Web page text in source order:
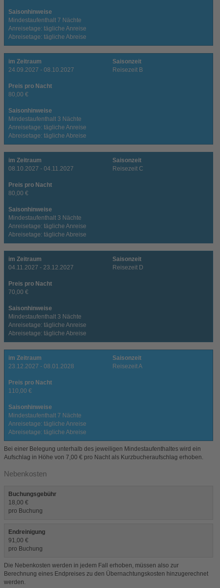
Saisonhinweise
Mindestaufenthalt 7 Nächte
Anreisetage: tägliche Anreise
Abreisetage: tägliche Abreise
im Zeitraum
24.09.2027 - 08.10.2027
Saisonzeit
Reisezeit B
Preis pro Nacht
80,00 €
Saisonhinweise
Mindestaufenthalt 3 Nächte
Anreisetage: tägliche Anreise
Abreisetage: tägliche Abreise
im Zeitraum
08.10.2027 - 04.11.2027
Saisonzeit
Reisezeit C
Preis pro Nacht
80,00 €
Saisonhinweise
Mindestaufenthalt 3 Nächte
Anreisetage: tägliche Anreise
Abreisetage: tägliche Abreise
im Zeitraum
04.11.2027 - 23.12.2027
Saisonzeit
Reisezeit D
Preis pro Nacht
70,00 €
Saisonhinweise
Mindestaufenthalt 3 Nächte
Anreisetage: tägliche Anreise
Abreisetage: tägliche Abreise
im Zeitraum
23.12.2027 - 08.01.2028
Saisonzeit
Reisezeit A
Preis pro Nacht
110,00 €
Saisonhinweise
Mindestaufenthalt 7 Nächte
Anreisetage: tägliche Anreise
Abreisetage: tägliche Abreise
Bei einer Belegung unterhalb des jeweiligen Mindestaufenthaltes wird ein
Aufschlag in Höhe von 7,00 € pro Nacht als Kurzbucheraufschlag erhoben.
Nebenkosten
Buchungsgebühr
18,00 €
pro Buchung
Endreinigung
91,00 €
pro Buchung
Die Nebenkosten werden in jedem Fall erhoben, müssen also zur
Berechnung eines Endpreises zu den Übernachtungskosten hinzugerechnet
werden.